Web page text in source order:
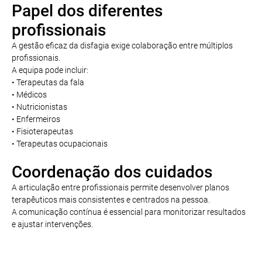
Papel dos diferentes
profissionais
A gestão eficaz da disfagia exige colaboração entre múltiplos
profissionais.
A equipa pode incluir:
• Terapeutas da fala
• Médicos
• Nutricionistas
• Enfermeiros
• Fisioterapeutas
• Terapeutas ocupacionais
Coordenação dos cuidados
A articulação entre profissionais permite desenvolver planos
terapêuticos mais consistentes e centrados na pessoa.
A comunicação contínua é essencial para monitorizar resultados
e ajustar intervenções.